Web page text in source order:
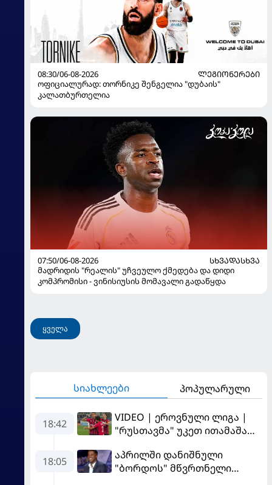
08:30/06-08-2026
ᲚᲔᲒᲘᲝᲜᲔᲠᲔᲑᲘ
ოფიციალურად: თორნიკე შენგელია "დუბაის"
კალათბურთელია
07:50/06-08-2026
ᲡᲮᲕᲐᲓᲐᲡᲮᲕᲐ
მადრიდის "რეალის" უჩვეულო ქმედება და დიდი
კომპრომისი - ვინისიუსის მომავალი გადაწყდა
ყველა
სიახლეები პოპულარული
18:42
VIDEO | ეროვნული ლიგა |
"რუსთავმა" უკეთ ითამაშა
მოიგო, "ტორპედომ" გვიან
გაიღვიძა...
18:05
აპრილში დანიშნული
"ბორდოს" მწვრთნელი